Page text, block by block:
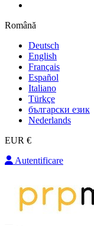
Română
Deutsch
English
Français
Español
Italiano
Türkçe
български език
Nederlands
EUR €
Autentificare